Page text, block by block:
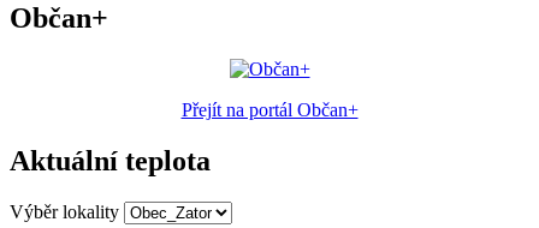
Občan+
Přejít na portál Občan+
Aktuální teplota
Výběr lokality